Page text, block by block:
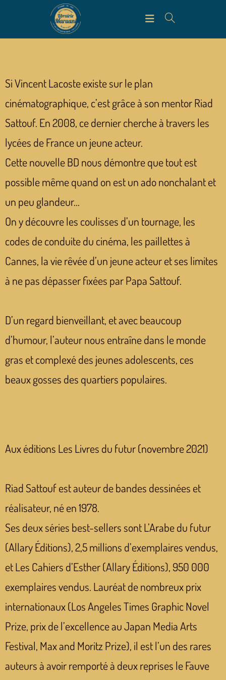
Si Vincent Lacoste existe sur le plan
cinématographique, c’est grâce à son mentor Riad
Sattouf. En 2008, ce dernier cherche à travers les
lycées de France un jeune acteur.
Cette nouvelle BD nous démontre que tout est
possible même quand on est un ado nonchalant et
un peu glandeur…
On y découvre les coulisses d’un tournage, les
codes de conduite du cinéma, les paillettes à
Cannes, la vie rêvée d’un jeune acteur et ses limites
à ne pas dépasser fixées par Papa Sattouf.
D’un regard bienveillant, et avec beaucoup
d’humour, l’auteur nous entraîne dans le monde
gras et complexé des jeunes adolescents, ces
beaux gosses des quartiers populaires.
Aux éditions Les Livres du futur (novembre 2021)
Riad Sattouf est auteur de bandes dessinées et
réalisateur, né en 1978.
Ses deux séries best-sellers sont L’Arabe du futur
(Allary Éditions), 2,5 millions d’exemplaires vendus,
et Les Cahiers d’Esther (Allary Éditions), 950 000
exemplaires vendus. Lauréat de nombreux prix
internationaux (Los Angeles Times Graphic Novel
Prize, prix de l’excellence au Japan Media Arts
Festival, Max and Moritz Prize), il est l’un des rares
auteurs à avoir remporté à deux reprises le Fauve